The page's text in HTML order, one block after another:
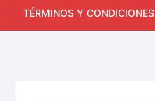
TÉRMINOS Y CONDICIONES